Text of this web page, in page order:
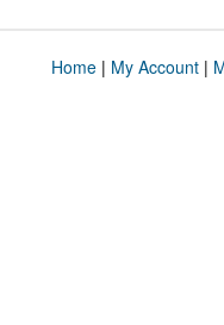
Home| My Account|